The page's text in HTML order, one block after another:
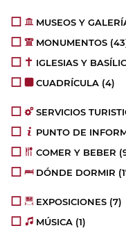
MUSEOS Y
MONUMENTOS
IGLESIAS Y
CUADRÍCULA (4)
SERVICIOS
PUNTO DE
COMER Y BEBER
DÓNDE DORMIR
EXPOSICIONES (7)
MÚSICA (1)